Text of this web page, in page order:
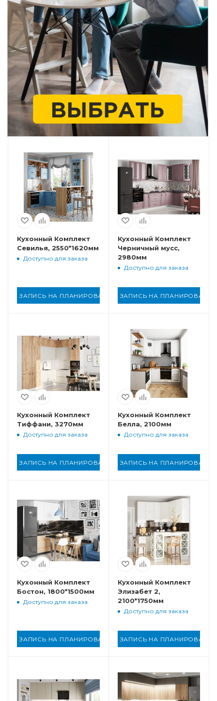
Кухонный Комплект
Севилья, 2550*1620мм
Доступно для заказа
ЗАПИСЬ НА ПЛАНИРОВАНИЕ
Кухонный Комплект
Черничный мусс,
2980мм
Доступно для заказа
ЗАПИСЬ НА ПЛАНИРОВАНИЕ
Кухонный Комплект
Тиффани, 3270мм
Доступно для заказа
ЗАПИСЬ НА ПЛАНИРОВАНИЕ
Кухонный Комплект
Белла, 2100мм
Доступно для заказа
ЗАПИСЬ НА ПЛАНИРОВАНИЕ
Кухонный Комплект
Бостон, 1800*1500мм
Доступно для заказа
ЗАПИСЬ НА ПЛАНИРОВАНИЕ
Кухонный Комплект
Элизабет 2,
2100*1750мм
Доступно для заказа
ЗАПИСЬ НА ПЛАНИРОВАНИЕ